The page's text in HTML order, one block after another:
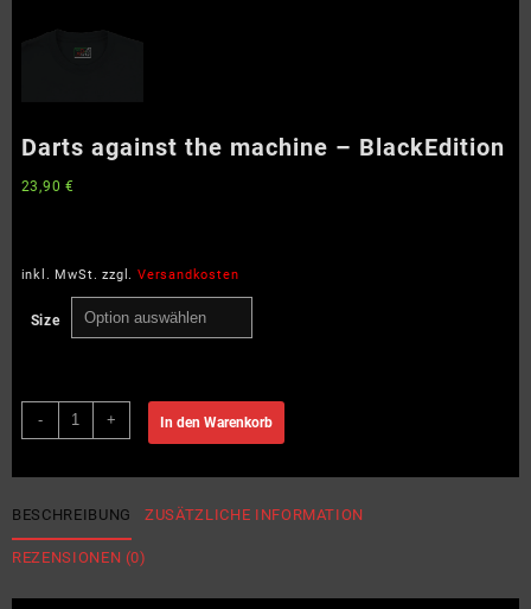
Darts against the machine – BlackEdition
23,90€
inkl. MwSt. zzgl. Versandkosten
Size
-
Darts
against
–
BlackEdition
Menge
+ In den Warenkorb
BESCHREIBUNG ZUSÄTZLICHE INFORMATION
REZENSIONEN (0)